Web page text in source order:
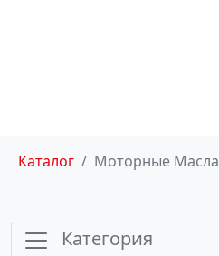
Каталог Моторные Масла
Категория